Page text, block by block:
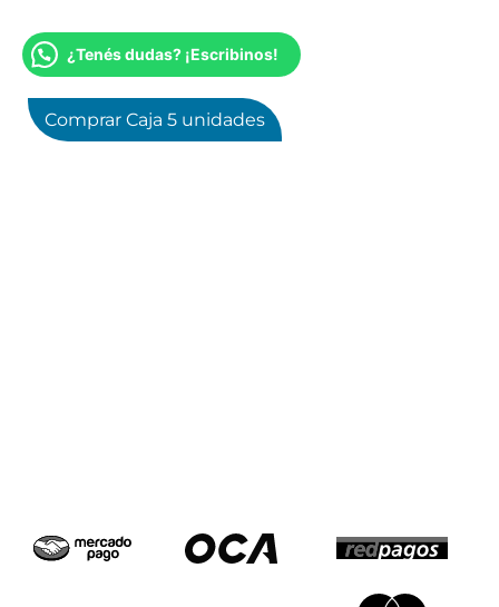
¿Tenés dudas? ¡Escribinos!
Comprar Caja 5 unidades